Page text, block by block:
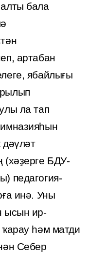
бала
артабан
ябайлығы
ла тап
(хәҙерге БДУ-
педагогия-
инә. Уны
ысын ир-
һәм матди
Себер